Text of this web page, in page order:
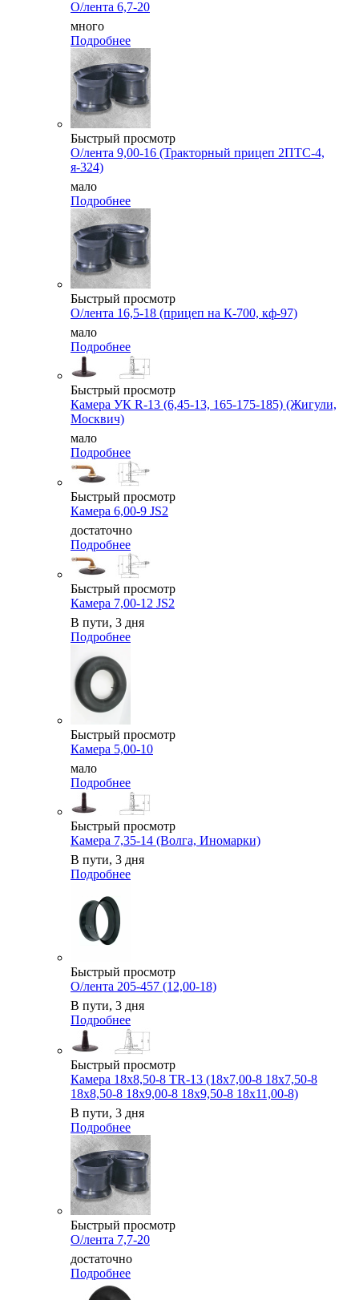
О/лента 6,7-20
много
Подробнее
Быстрый просмотр
О/лента 9,00-16 (Тракторный прицеп 2ПТС-4,
я-324)
мало
Подробнее
Быстрый просмотр
О/лента 16,5-18 (прицеп на К-700, кф-97)
мало
Подробнее
Быстрый просмотр
Камера УК R-13 (6,45-13, 165-175-185) (Жигули,
Москвич)
мало
Подробнее
Быстрый просмотр
Камера 6,00-9 JS2
достаточно
Подробнее
Быстрый просмотр
Камера 7,00-12 JS2
В пути, 3 дня
Подробнее
Быстрый просмотр
Камера 5,00-10
мало
Подробнее
Быстрый просмотр
Камера 7,35-14 (Волга, Иномарки)
В пути, 3 дня
Подробнее
Быстрый просмотр
О/лента 205-457 (12,00-18)
В пути, 3 дня
Подробнее
Быстрый просмотр
Камера 18x8,50-8 TR-13 (18x7,00-8 18x7,50-8
18x8,50-8 18x9,00-8 18x9,50-8 18x11,00-8)
В пути, 3 дня
Подробнее
Быстрый просмотр
О/лента 7,7-20
достаточно
Подробнее